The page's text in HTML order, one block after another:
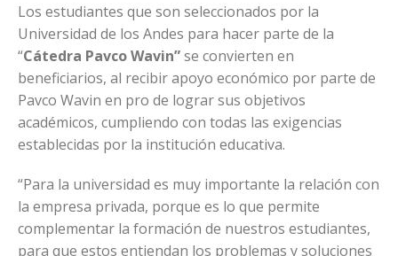
Los estudiantes que son seleccionados por la
Universidad de los Andes para hacer parte de la
“Cátedra Pavco Wavin”se convierten en
beneficiarios, al recibir apoyo económico por parte de
Pavco Wavin en pro de lograr sus objetivos
académicos, cumpliendo con todas las exigencias
establecidas por la institución educativa.
“Para la universidad es muy importante la relación con
la empresa privada, porque es lo que permite
complementar la formación de nuestros estudiantes,
para que estos entiendan los problemas y soluciones